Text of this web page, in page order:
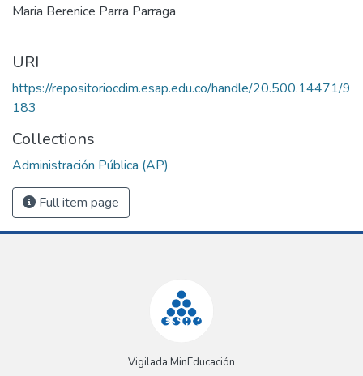
Maria Berenice Parra Parraga
URI
https://repositoriocdim.esap.edu.co/handle/20.500.14471/9
183
Collections
Administración Pública (AP)
Full item page
Vigilada MinEducación